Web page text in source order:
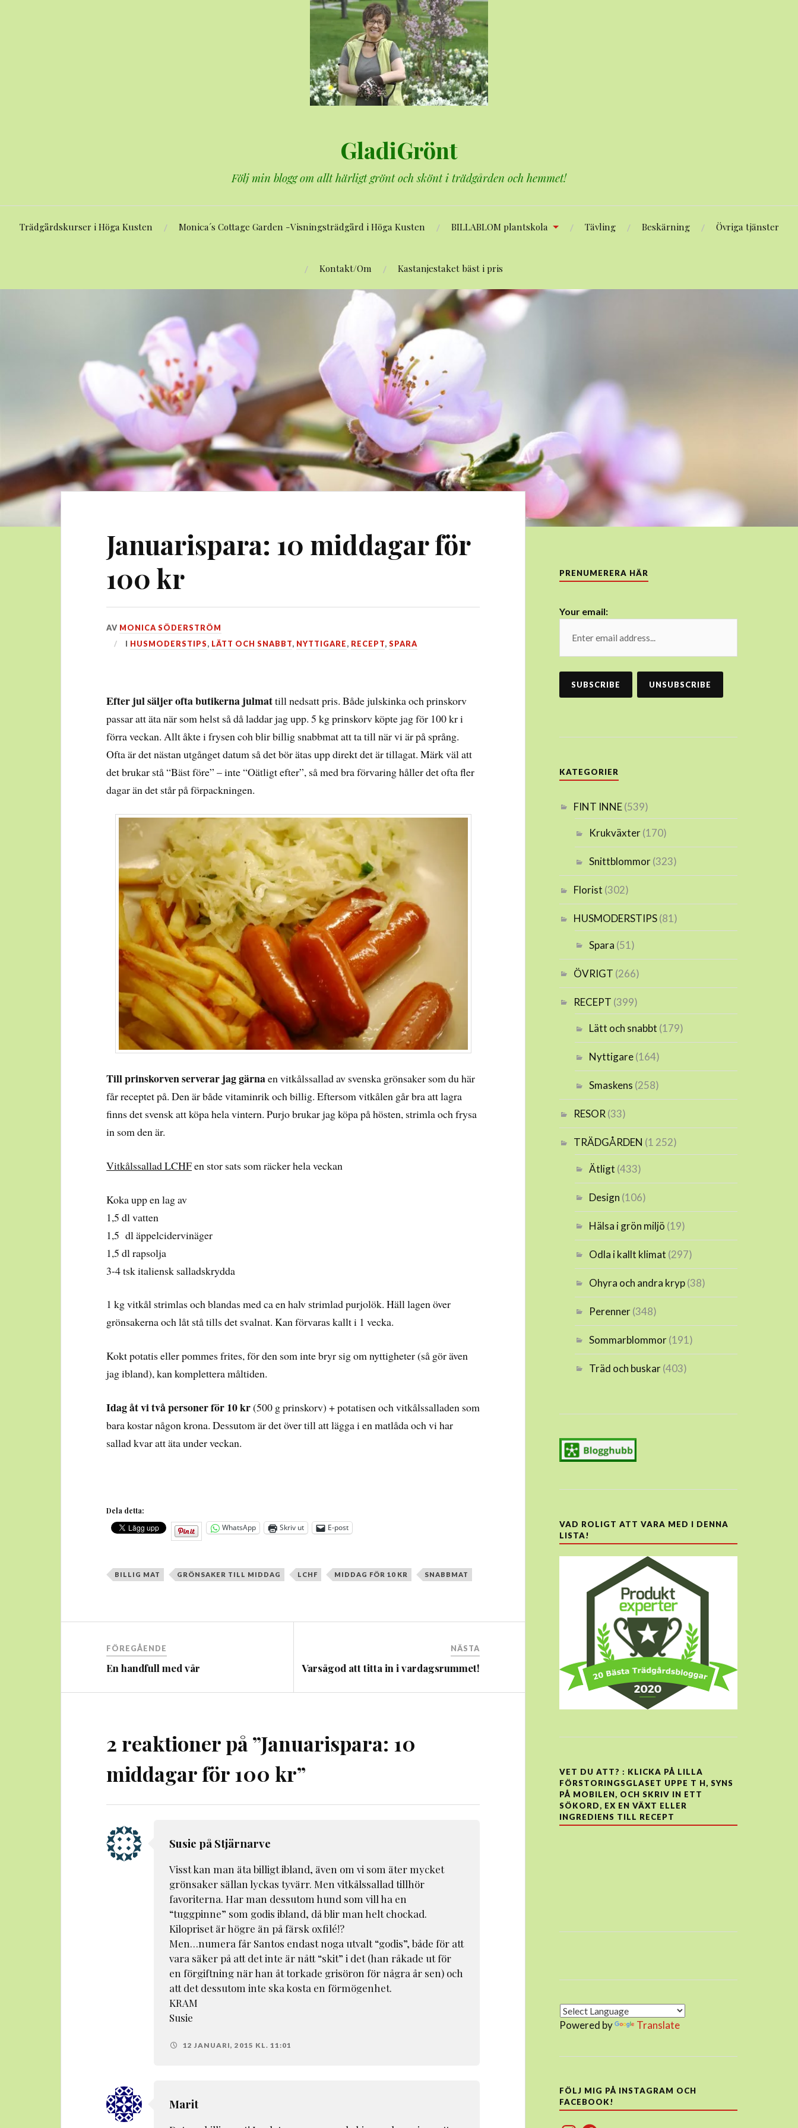
GladiGrönt
Följ min blogg om allt härligt grönt och skönt i trädgården och hemmet!
Trädgårdskurser i Höga Kusten Monica´s Cottage Garden -Visningsträdgård i Höga Kusten BILLABLOM plantskola Tävling Beskärning Övriga tjänster
Kontakt/Om Kastanjestaket bäst i pris
Januarispara: 10 middagar för
100 kr
DEN
11
AV MONICA SÖDERSTRÖM
I HUSMODERSTIPS, LÄTT OCH SNABBT, NYTTIGARE, RECEPT, SPARA
Efter jul säljer ofta butikerna julmattill nedsatt pris. Både julskinka och prinskorv
passar att äta när som helst så då laddar jag upp. 5 kg prinskorv köpte jag för 100 kr i
förra veckan. Allt åkte i frysen coh blir billig snabbmat att ta till när vi är på språng.
Ofta är det nästan utgånget datum så det bör ätas upp direkt det är tillagat. Märk väl att
det brukar stå “Bäst före” – inte “Oätligt efter”, så med bra förvaring håller det ofta fler
dagar än det står på förpackningen.
Till prinskorven serverar jag gärnaen vitkålssallad av svenska grönsaker som du här
får receptet på. Den är både vitaminrik och billig. Eftersom vitkålen går bra att lagra
finns det svensk att köpa hela vintern. Purjo brukar jag köpa på hösten, strimla och frysa
in som den är.
Vitkålssallad LCHFen stor sats som räcker hela veckan
Koka upp en lag av
1,5 dl vatten
1,5 dl äppelcidervinäger
1,5 dl rapsolja
3-4 tsk italiensk salladskrydda
1 kg vitkål strimlas och blandas med ca en halv strimlad purjolök. Häll lagen över
grönsakerna och låt stå tills det svalnat. Kan förvaras kallt i 1 vecka.
Kokt potatis eller pommes frites, för den som inte bryr sig om nyttigheter (så gör även
jag ibland), kan komplettera måltiden.
Idag åt vi två personer för 10 kr(500 g prinskorv) + potatisen och vitkålssalladen som
bara kostar någon krona. Dessutom är det över till att lägga i en matlåda och vi har
sallad kvar att äta under veckan.
Dela detta:
WhatsApp Skriv ut E-post
BILLIG MAT GRÖNSAKER TILL MIDDAG LCHF MIDDAG FÖR 10 KR SNABBMAT
FÖREGÅENDE
En handfull med vår
NÄSTA
Varsågod att titta in i vardagsrummet!
2 reaktioner på ”Januarispara: 10
middagar för 100 kr”
Susie på Stjärnarve
Visst kan man äta billigt ibland, även om vi som äter mycket
grönsaker sällan lyckas tyvärr. Men vitkålssallad tillhör
favoriterna. Har man dessutom hund som vill ha en
“tuggpinne” som godis ibland, då blir man helt chockad.
Kilopriset är högre än på färsk oxfilé!?
Men…numera får Santos endast noga utvalt “godis”, både för att
vara säker på att det inte är nått “skit” i det (han råkade ut för
en förgiftning när han åt torkade grisöron för några år sen) och
att det dessutom inte ska kosta en förmögenhet.
KRAM
Susie
12 JANUARI, 2015 KL. 11:01
Marit
PRENUMERERA HÄR
Your email:
KATEGORIER
FINT INNE(539)
Krukväxter(170)
Snittblommor(323)
Florist (302)
HUSMODERSTIPS(81)
Spara (51)
ÖVRIGT (266)
RECEPT (399)
Lätt och snabbt (179)
Nyttigare(164)
Smaskens (258)
RESOR (33)
TRÄDGÅRDEN (1 252)
Ätligt (433)
Design (106)
Hälsa i grön miljö (19)
Odla i kallt klimat (297)
Ohyra och andra kryp(38)
Perenner(348)
Sommarblommor(191)
Träd och buskar(403)
VAD ROLIGT ATT VARA MED I DENNA
LISTA!
VET DU ATT? : KLICKA PÅ LILLA
FÖRSTORINGSGLASET UPPE T H, SYNS
PÅ MOBILEN, OCH SKRIV IN ETT
SÖKORD, EX EN VÄXT ELLER
INGREDIENS TILL RECEPT
Powered by Translate
FÖLJ MIG PÅ INSTAGRAM OCH
FACEBOOK!